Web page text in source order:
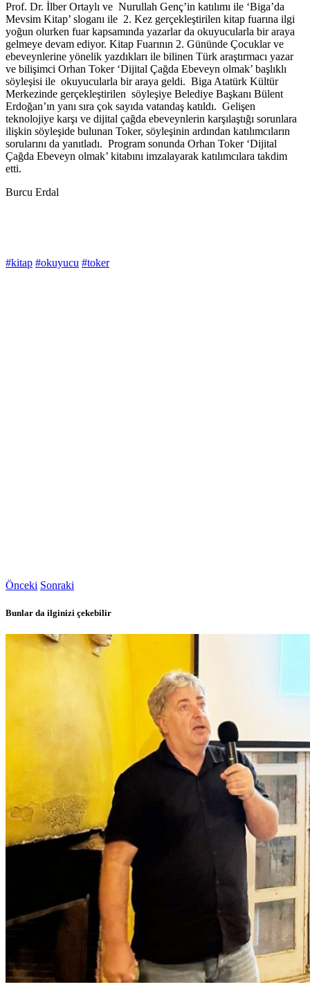
Prof. Dr. İlber Ortaylı ve Nurullah Genç’in katılımı ile ‘Biga’da
Mevsim Kitap’ sloganı ile 2. Kez gerçekleştirilen kitap fuarına ilgi
yoğun olurken fuar kapsamında yazarlar da okuyucularla bir araya
gelmeye devam ediyor. Kitap Fuarının 2. Gününde Çocuklar ve
ebeveynlerine yönelik yazdıkları ile bilinen Türk araştırmacı yazar
ve bilişimci Orhan Toker ‘Dijital Çağda Ebeveyn olmak’ başlıklı
söyleşisi ile okuyucularla bir araya geldi. Biga Atatürk Kültür
Merkezinde gerçekleştirilen söyleşiye Belediye Başkanı Bülent
Erdoğan’ın yanı sıra çok sayıda vatandaş katıldı. Gelişen
teknolojiye karşı ve dijital çağda ebeveynlerin karşılaştığı sorunlara
ilişkin söyleşide bulunan Toker, söyleşinin ardından katılımcıların
sorularını da yanıtladı. Program sonunda Orhan Toker ‘Dijital
Çağda Ebeveyn olmak’ kitabını imzalayarak katılımcılara takdim
etti.
Burcu Erdal
#kitap #okuyucu #toker
Önceki Sonraki
Bunlar da ilginizi çekebilir